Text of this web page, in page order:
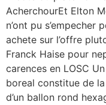
AcherchourEt Elton
n’ont pu s’empecher
achete sur l’offre
Franck Haise pour
carences en LOSC
boreal constitue de
d’un ballon rond